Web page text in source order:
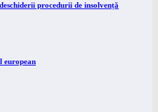
procedurii de insolvență
european